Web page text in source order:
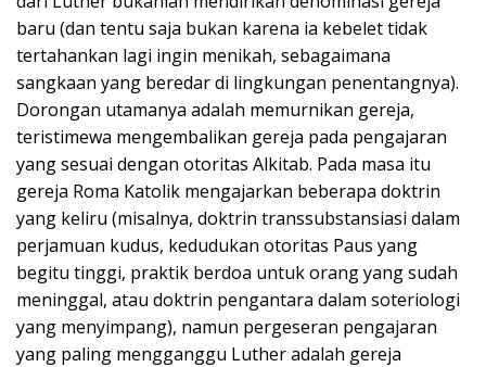
baru (dan tentu saja bukan karena ia kebelet tidak
tertahankan lagi ingin menikah, sebagaimana
sangkaan yang beredar di lingkungan penentangnya).
Dorongan utamanya adalah memurnikan gereja,
teristimewa mengembalikan gereja pada pengajaran
yang sesuai dengan otoritas Alkitab. Pada masa itu
gereja Roma Katolik mengajarkan beberapa doktrin
yang keliru (misalnya, doktrin transsubstansiasi dalam
perjamuan kudus, kedudukan otoritas Paus yang
begitu tinggi, praktik berdoa untuk orang yang sudah
meninggal, atau doktrin pengantara dalam soteriologi
yang menyimpang), namun pergeseran pengajaran
yang paling mengganggu Luther adalah gereja